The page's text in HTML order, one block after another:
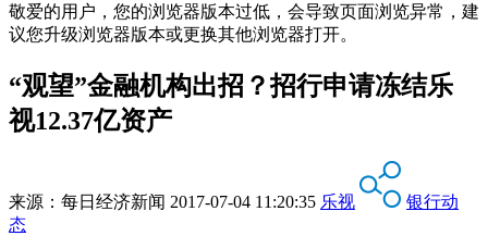
敬爱的用户，您的浏览器版本过低，会导致页面浏览异常，建
议您升级浏览器版本或更换其他浏览器打开。
“观望”金融机构出招？招行申请冻结乐
视12.37亿资产
来源： 每日经济新闻 2017-07-04 11:20:35 乐视
银行动
态